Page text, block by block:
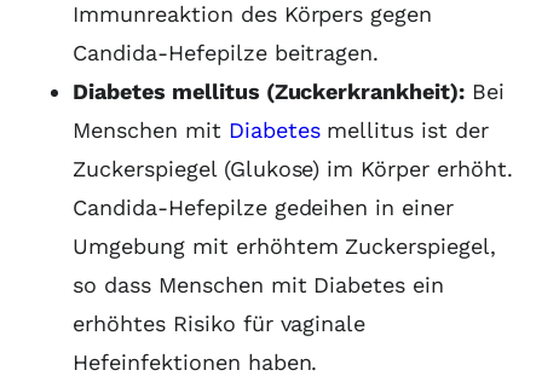
Immunreaktion des Körpers gegen
Candida-Hefepilze beitragen.
Diabetes mellitus (Zuckerkrankheit): Bei
Menschen mit Diabetes mellitus ist der
Zuckerspiegel (Glukose) im Körper erhöht.
Candida-Hefepilze gedeihen in einer
Umgebung mit erhöhtem Zuckerspiegel,
so dass Menschen mit Diabetes ein
erhöhtes Risiko für vaginale
Hefeinfektionen haben.